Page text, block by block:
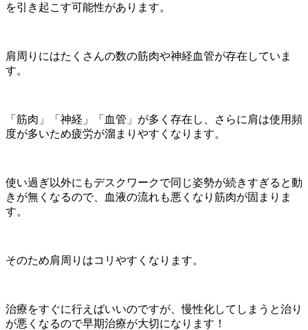
を引き起こす可能性があります。
肩周りにはたくさんの数の筋肉や神経血管が存在していま
す。
「筋肉」「神経」「血管」が多く存在し、さらに肩は使用頻
度が多いため疲労が溜まりやすくなります。
使い過ぎ以外にもデスクワークで同じ姿勢が続きすぎると動
きが無くなるので、血液の流れも悪くなり筋肉が固まりま
す。
そのため肩周りはコリやすくなります。
治療をすぐに行えばいいのですが、慢性化してしまうと治り
が悪くなるので早期治療が大切になります！